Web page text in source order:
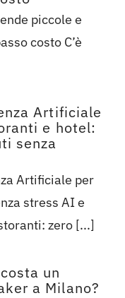
piccole e
costo C’è
Artificiale
e hotel:
senza
Artificiale per
stress AI e
zero [...]
un
a Milano?